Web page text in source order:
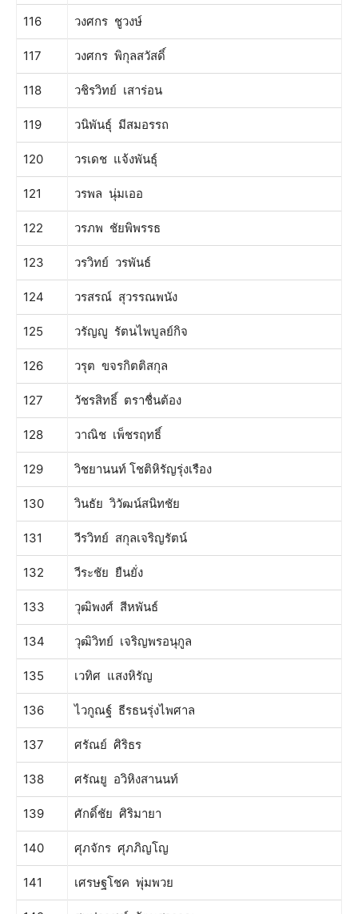
116 วงศกร ชูวงษ์
117 วงศกร พิกุลสวัสดิ์
118 วชิรวิทย์ เสาร่อน
119 วนิพันธุ์ มีสมอรรถ
120 วรเดช แจ้งพันธุ์
121 วรพล นุ่มเออ
122 วรภพ ชัยพิพรรธ
123 วรวิทย์ วรพันธ์
124 วรสรณ์ สุวรรณพนัง
125 วรัญญู รัตนไพบูลย์กิจ
126 วรุต ขจรกิตติสกุล
127 วัชรสิทธิ์ ตราชื่นต้อง
128 วาณิช เพ็ชรฤทธิ์
129 วิชยานนท์ โชติหิรัญรุ่งเรือง
130 วินธัย วิวัฒน์สนิทชัย
131 วีรวิทย์ สกุลเจริญรัตน์
132 วีระชัย ยืนยั่ง
133 วุฒิพงศ์ สีหพันธ์
134 วุฒิวิทย์ เจริญพรอนุกูล
135 เวทิศ แสงหิรัญ
136 ไวกูณฐ์ ธีรธนรุ่งไพศาล
137 ศรัณย์ ศิริธร
138 ศรัณยู อวิหิงสานนท์
139 ศักดิ์ชัย ศิริมายา
140 ศุภจักร ศุภภิญโญ
141 เศรษฐโชค พุ่มพวย